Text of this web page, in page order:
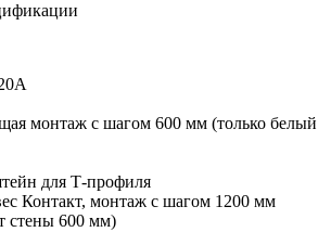
монтаж с шагом 600 мм (только белый
для Т-профиля
Контакт, монтаж с шагом 1200 мм
стены 600 мм)